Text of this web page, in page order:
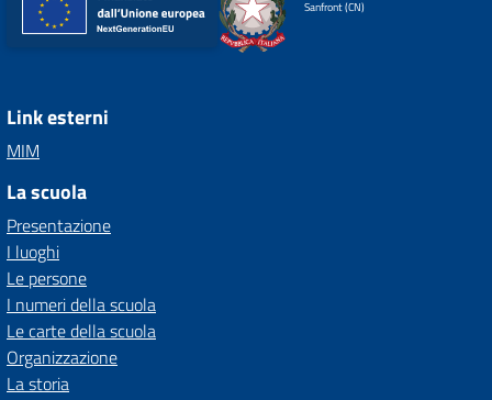
Sanfront (CN)
Link esterni
MIM
La scuola
Presentazione
I luoghi
Le persone
I numeri della scuola
Le carte della scuola
Organizzazione
La storia